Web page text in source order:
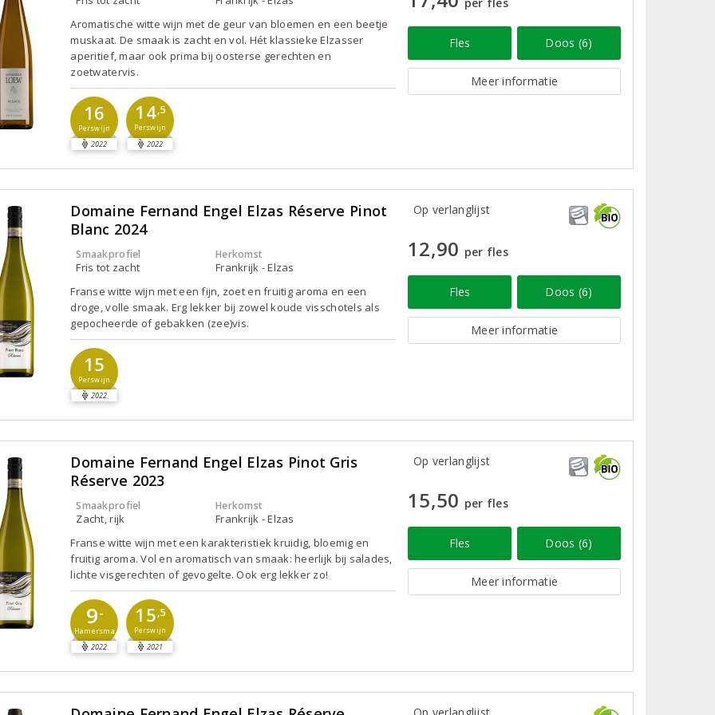
Aromatische witte wijn met de geur van bloemen en een beetje
muskaat. De smaak is zacht en vol. Hét klassieke Elzasser
aperitief, maar ook prima bij oosterse gerechten en
zoetwatervis.
16
Perswijn
2022
14,5
Perswijn
2022
Fles Doos (6)
Meer informatie
Domaine Fernand Engel Elzas Réserve Pinot
Blanc 2024
Smaakprofiel
Fris tot zacht
Herkomst
Frankrijk - Elzas
Franse witte wijn met een fijn, zoet en fruitig aroma en een
droge, volle smaak. Erg lekker bij zowel koude visschotels als
gepocheerde of gebakken (zee)vis.
15
Perswijn
2022
Op verlanglijst
12,90 per fles
Fles Doos (6)
Meer informatie
Domaine Fernand Engel Elzas Pinot Gris
Réserve 2023
Smaakprofiel
Zacht, rijk
Herkomst
Frankrijk - Elzas
Franse witte wijn met een karakteristiek kruidig, bloemig en
fruitig aroma. Vol en aromatisch van smaak: heerlijk bij salades,
lichte visgerechten of gevogelte. Ook erg lekker zo!
9-
Hamersma
2022
15,5
Perswijn
2021
Op verlanglijst
15,50 per fles
Fles Doos (6)
Meer informatie